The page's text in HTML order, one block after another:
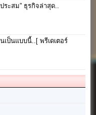
ะสม” ธุรกิจล่าสุด..
ป็นแบบนี้..[ พรีเดเตอร์